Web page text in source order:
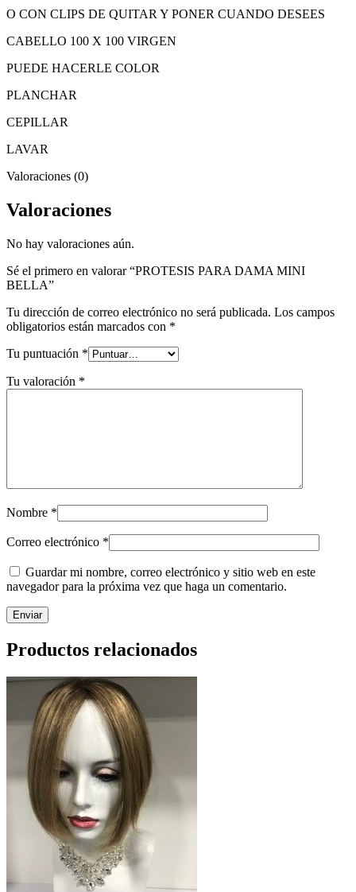
O CON CLIPS DE QUITAR Y PONER CUANDO DESEES
CABELLO 100 X 100 VIRGEN
PUEDE HACERLE COLOR
PLANCHAR
CEPILLAR
LAVAR
Valoraciones (0)
Valoraciones
No hay valoraciones aún.
Sé el primero en valorar “PROTESIS PARA DAMA MINI
BELLA”
Tu dirección de correo electrónico no será publicada. Los campos
obligatorios están marcados con *
Tu puntuación *
Tu valoración *
Nombre *
Correo electrónico *
Guardar mi nombre, correo electrónico y sitio web en este
navegador para la próxima vez que haga un comentario.
Productos relacionados